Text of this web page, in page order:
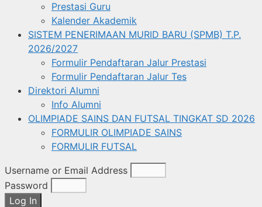
Prestasi Guru
Kalender Akademik
SISTEM PENERIMAAN MURID BARU (SPMB) T.P.
2026/2027
Formulir Pendaftaran Jalur Prestasi
Formulir Pendaftaran Jalur Tes
Direktori Alumni
Info Alumni
OLIMPIADE SAINS DAN FUTSAL TINGKAT SD 2026
FORMULIR OLIMPIADE SAINS
FORMULIR FUTSAL
Username or Email Address
Password
Log In